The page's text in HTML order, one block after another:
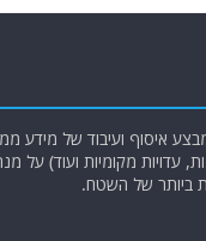
איסוף ועיבוד של מידע
עדויות מקומיות ועוד) על
ביותר של השטח.